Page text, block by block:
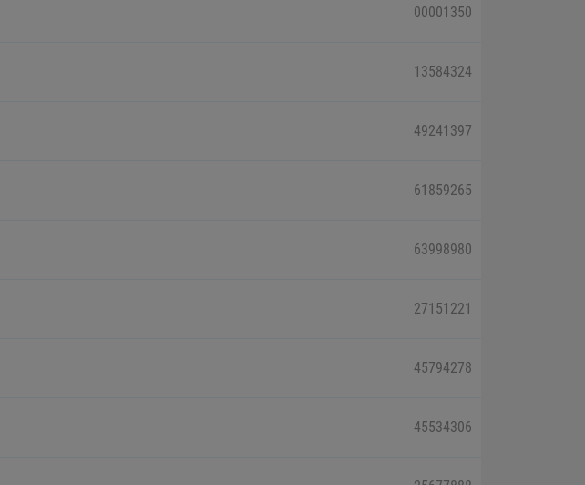
00001350
13584324
49241397
61859265
63998980
27151221
45794278
45534306